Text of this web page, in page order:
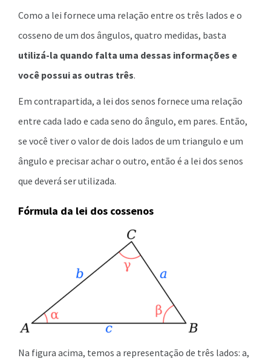
Como a lei fornece uma relação entre os três lados e o
cosseno de um dos ângulos, quatro medidas, basta
utilizá-la quando falta uma dessas informações e
você possui as outras três.
Em contrapartida, a lei dos senos fornece uma relação
entre cada lado e cada seno do ângulo, em pares. Então,
se você tiver o valor de dois lados de um triangulo e um
ângulo e precisar achar o outro, então é a lei dos senos
que deverá ser utilizada.
Fórmula da lei dos cossenos
Na figura acima, temos a representação de três lados: a,